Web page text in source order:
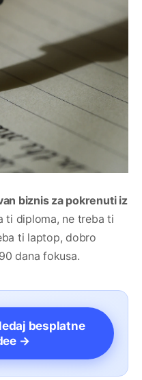
biznis za pokrenuti iz
ti diploma, ne treba ti
ti laptop, dobro
dana fokusa.
besplatne
→